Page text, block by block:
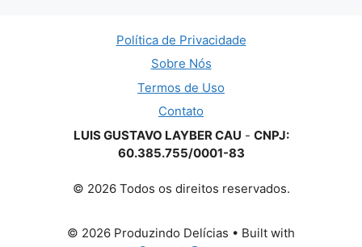
Política de Privacidade
Sobre Nós
Termos de Uso
Contato
LUIS GUSTAVO LAYBER CAU - CNPJ:
60.385.755/0001-83
© 2026 Todos os direitos reservados.
© 2026 Produzindo Delícias • Built with